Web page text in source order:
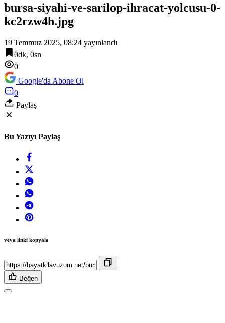
bursa-siyahi-ve-sarilop-ihracat-yolcusu-0-
kc2rzw4h.jpg
19 Temmuz 2025, 08:24 yayınlandı
0dk, 0sn
0
Google'da Abone Ol
0
Paylaş
Bu Yazıyı Paylaş
veya linki kopyala
Beğen